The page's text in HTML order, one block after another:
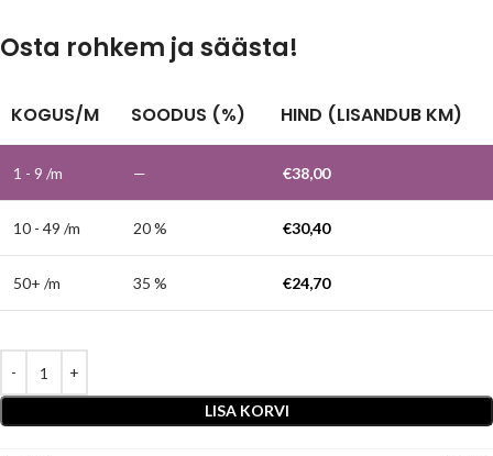
Osta rohkem ja säästa!
KOGUS/M SOODUS (%) HIND (LISANDUB KM)
1 - 9 /m — €38,00
10 - 49 /m 20 % €30,40
50+ /m 35 % €24,70
LISA KORVI